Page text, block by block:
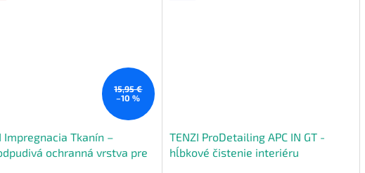
15,95 €
–10 %
Impregnacia Tkanín –
ochranná vrstva pre
TENZI ProDetailing APC IN GT -
hĺbkové čistenie interiéru